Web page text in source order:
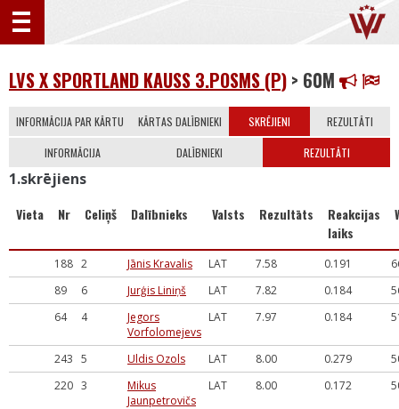
LVS X SPORTLAND KAUSS 3.POSMS (P) > 60M
INFORMĀCIJA PAR KĀRTU KĀRTAS DALĪBNIEKI SKRĒJIENI REZULTĀTI
INFORMĀCIJA DALĪBNIEKI REZULTĀTI
1.skrējiens
Vieta Nr Celiņš Dalībnieks Valsts Rezultāts
Reakcijas
laiks
188 2 Jānis Kravalis LAT 7.58 0.191
89
6 Jurģis Liniņš LAT 7.82 0.184
64
4
Jegors
Vorfolomejevs
LAT 7.97 0.184
243 5 Uldis Ozols LAT 8.00 0.279
220 3
Mikus
Jaunpetrovičs
LAT 8.00 0.172